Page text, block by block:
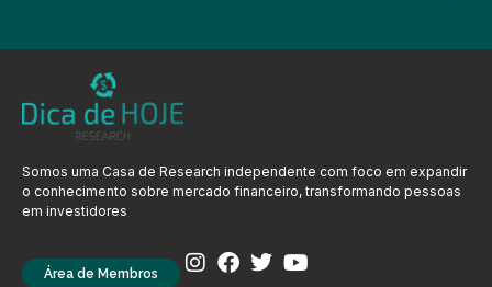
Somos uma Casa de Research independente com foco em expandir
o conhecimento sobre mercado financeiro, transformando pessoas
em investidores
Área de Membros